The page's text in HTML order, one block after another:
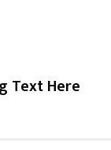
Text Here